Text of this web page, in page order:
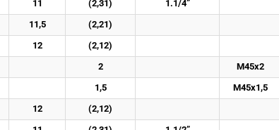
11 (2,31)
1.1/4”
11,5 (2,21)
12 (2,12)
2
M45x2
1,5
M45x1,5
12 (2,12)